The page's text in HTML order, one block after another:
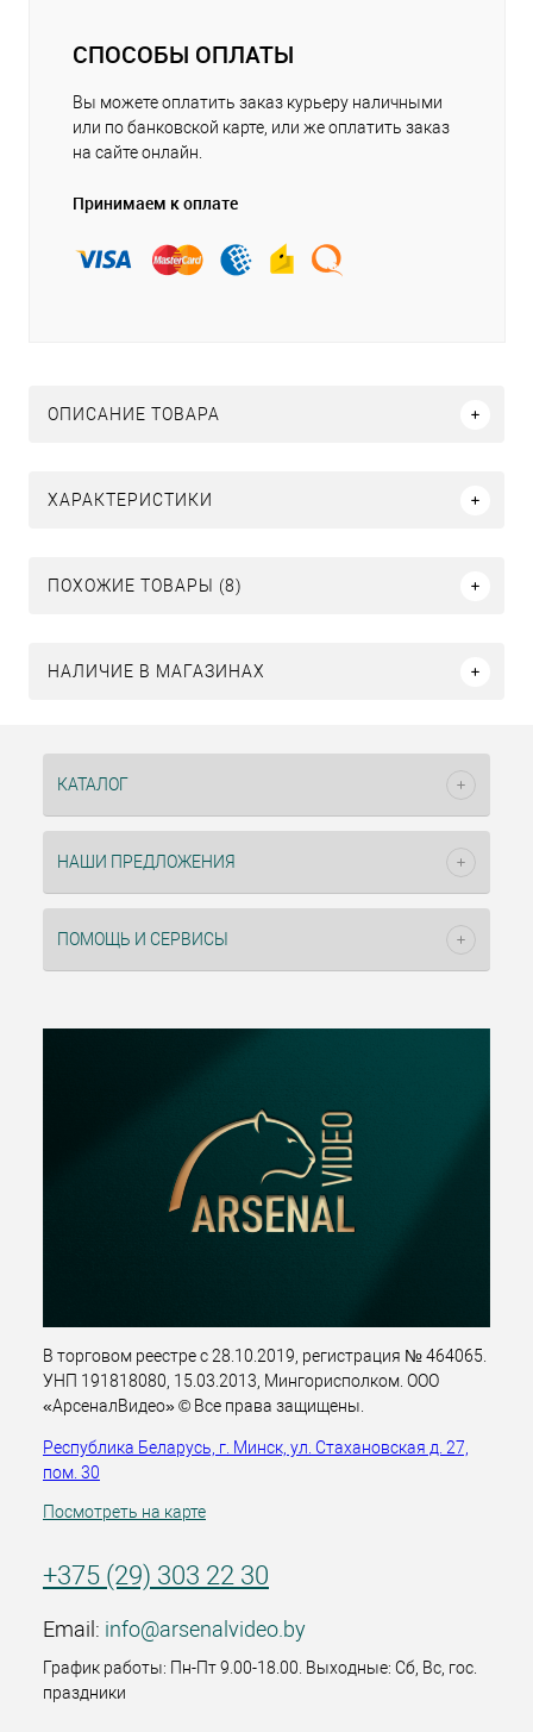
СПОСОБЫ ОПЛАТЫ
Вы можете оплатить заказ курьеру наличными
или по банковской карте, или же оплатить заказ
на сайте онлайн.
Принимаем к оплате
ОПИСАНИЕ ТОВАРА
ХАРАКТЕРИСТИКИ
ПОХОЖИЕ ТОВАРЫ (8)
НАЛИЧИЕ В МАГАЗИНАХ
КАТАЛОГ
НАШИ ПРЕДЛОЖЕНИЯ
ПОМОЩЬ И СЕРВИСЫ
В торговом реестре с 28.10.2019, регистрация № 464065.
УНП 191818080, 15.03.2013, Мингорисполком. ООО
«АрсеналВидео» © Все права защищены.
Республика Беларусь, г. Минск, ул. Стахановская д. 27,
пом. 30
Посмотреть на карте
+375 (29) 303 22 30
Email: info@arsenalvideo.by
График работы: Пн-Пт 9.00-18.00. Выходные: Сб, Вс, гос.
праздники